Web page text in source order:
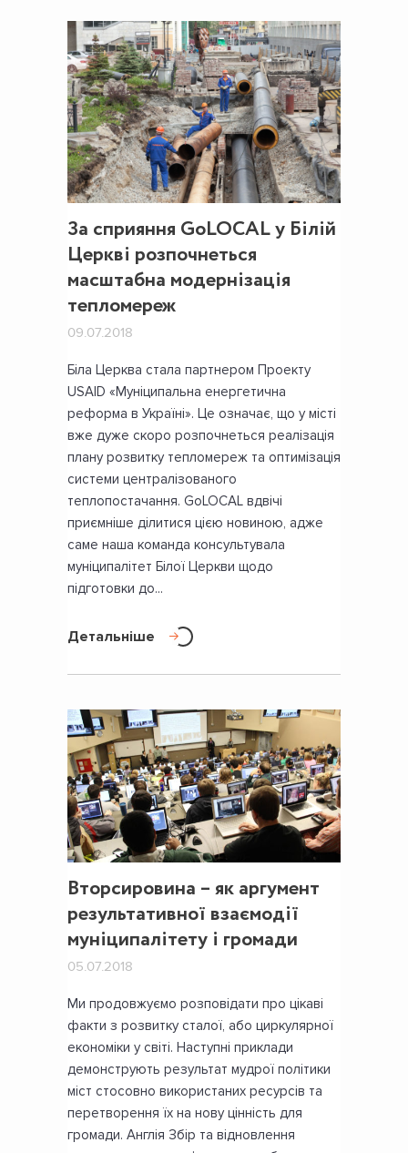
За сприяння GoLOCAL у Білій
Церкві розпочнеться
масштабна модернізація
тепломереж
09.07.2018
Біла Церква стала партнером Проекту
USAID «Муніципальна енергетична
реформа в Україні». Це означає, що у місті
вже дуже скоро розпочнеться реалізація
плану розвитку тепломереж та оптимізація
системи централізованого
теплопостачання. GoLOCAL вдвічі
приємніше ділитися цією новиною, адже
саме наша команда консультувала
муніципалітет Білої Церкви щодо
підготовки до...
Детальніше
Вторсировина – як аргумент
результативної взаємодії
муніципалітету і громади
05.07.2018
Ми продовжуємо розповідати про цікаві
факти з розвитку сталої, або циркулярної
економіки у світі. Наступні приклади
демонструють результат мудрої політики
міст стосовно використаних ресурсів та
перетворення їх на нову цінність для
громади. Англія Збір та відновлення